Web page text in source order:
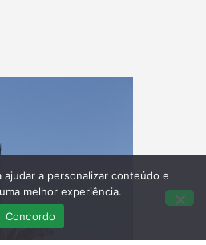
ajudar a personalizar conteúdo e
melhor experiência.
Concordo